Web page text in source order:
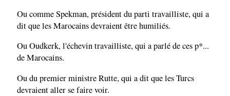
Ou comme Spekman, président du parti travailliste, qui a
dit que les Marocains devraient être humiliés.
Ou Oudkerk, l'échevin travailliste, qui a parlé de ces p*...
de Marocains.
Ou du premier ministre Rutte, qui a dit que les Turcs
devraient aller se faire voir.